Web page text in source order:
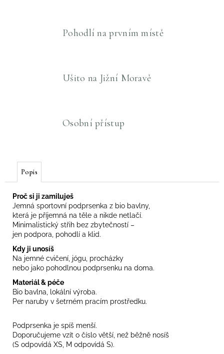
Pohodlí na prvním místě
Ušito na Jižní Moravě
Osobní přístup
Popis
Proč si ji zamiluješ
Jemná sportovní podprsenka z bio bavlny,
která je příjemná na těle a nikde netlačí.
Minimalistický střih bez zbytečností –
jen podpora, pohodlí a klid.
Kdy ji unosíš
Na jemné cvičení, jógu, procházky
nebo jako pohodlnou podprsenku na doma.
Materiál & péče
Bio bavlna, lokální výroba.
Per naruby v šetrném pracím prostředku.
Podprsenka je spíš menší.
Doporučujeme vzít o číslo větší, než běžně nosíš
(S odpovídá XS, M odpovídá S).